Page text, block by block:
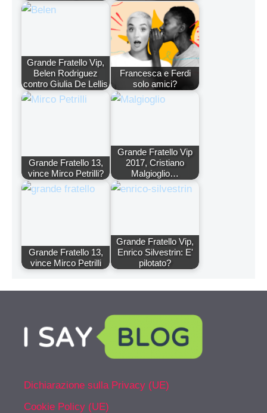
Grande Fratello Vip,
Belen Rodriguez
contro Giulia De Lellis
Francesca e Ferdi
solo amici?
Grande Fratello 13,
vince Mirco Petrilli?
Grande Fratello Vip
2017, Cristiano
Malgioglio…
Grande Fratello 13,
vince Mirco Petrilli
Grande Fratello Vip,
Enrico Silvestrin: E'
pilotato?
Dichiarazione sulla Privacy (UE)
Cookie Policy (UE)